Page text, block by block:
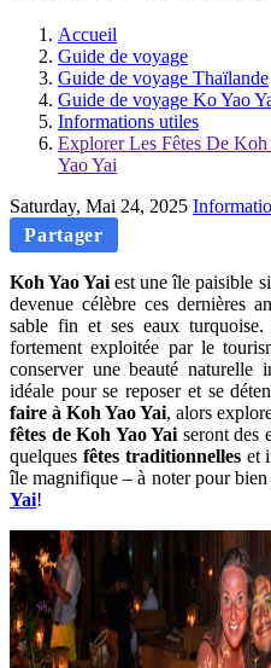
Accueil
Guide de voyage
Guide de voyage Thaïlande
Guide de voyage Ko Yao
Informations utiles
Explorer Les Fêtes De
Yao Yai
Saturday, Mai 24, 2025
Partager
Koh Yao Yai est une île paisible
devenue célèbre ces dernières
sable fin et ses eaux
fortement exploitée par le
conserver une beauté naturelle
idéale pour se reposer et se
faire à Koh Yao Yai, alors
fêtes de Koh Yao Yai seront des
quelques fêtes traditionnelleset
île magnifique – à noter pour
Yai!